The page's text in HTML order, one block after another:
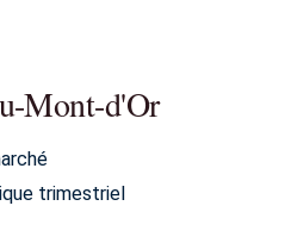
Mont-d'Or
trimestriel